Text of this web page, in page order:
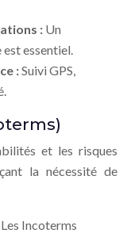
: Un
essentiel.
:Suivi GPS,
et les risques
la nécessité de
Les Incoterms